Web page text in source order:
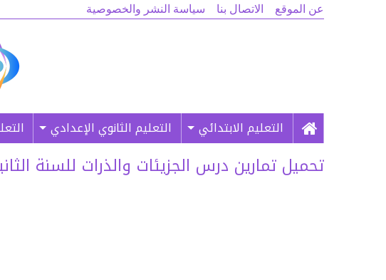
عن الموقع الاتصال بنا سياسة النشر والخصوصية
التعليم الابتدائي التعليم الثانوي الإعدادي
تحميل تمارين درس الجزيئات والذرات للسنة